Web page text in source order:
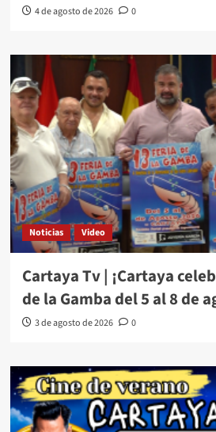
4 de agosto de 2026 0
Noticias Video
Cartaya Tv | ¡Cartaya
de la Gamba del 5 al 8 de
3 de agosto de 2026 0